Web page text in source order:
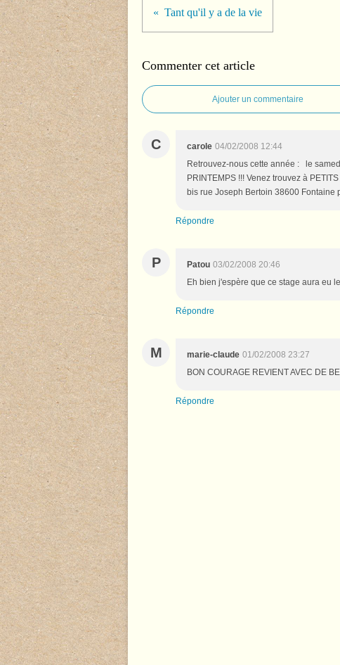
Tant qu'il y a de la vie
Commenter cet article
Ajouter un commentaire
C carole 04/02/2008 12:44
Retrouvez-nous cette année : le
PRINTEMPS !!! Venez trouvez à
bis rue Joseph Bertoin 38600 Fontaine
Répondre
P Patou 03/02/2008 20:46
Eh bien j'espère que ce stage aura eu
Répondre
M marie-claude 01/02/2008 23:27
BON COURAGE REVIENT AVEC DE
Répondre